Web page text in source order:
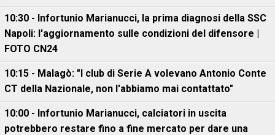
10:30 - Infortunio Marianucci, la prima diagnosi della SSC
Napoli: l'aggiornamento sulle condizioni del difensore |
FOTO CN24
10:15 - Malagò: "I club di Serie A volevano Antonio Conte
CT della Nazionale, non l'abbiamo mai contattato"
10:00 - Infortunio Marianucci, calciatori in uscita
potrebbero restare fino a fine mercato per dare una